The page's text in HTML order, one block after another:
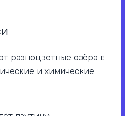
разноцветные озёра в
и химические